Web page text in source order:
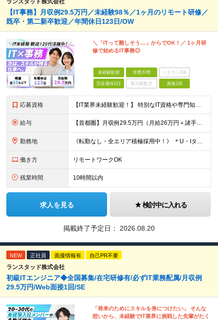
ランスタッド株式会社
【IT事務】月収例29.5万円／未経験98％／1ヶ月のリモート研修／
既卒・第二新卒歓迎／年間休日123日/OW
＼「ITって難しそう…」からでOK！／ 1ヶ月研
修で始めるIT事務◎
未経験歓迎 学歴不問 ベテランOK
完全週休2日 賞与複数月 面接1回
応募資格 【IT業界未経験歓迎！】 特別なIT資格や専門知識は必要ありません。 ・学歴不問（文系・理系不問） ・第二新卒、既卒の方も歓迎 ・20代を中心に幅広い年代が活躍中 ・基本的なPC操作ができる方 ・タ
給与 【首都圏】月収例29.5万円（月給26万円＋諸手当） 【東海・関西】月収例28.5万円（月給25万円＋諸手当） 【九州】月収例26万円（月給23万円＋諸手当） ※経験・スキル・前職給与を踏まえ、総合
勤務地 《転勤なし・全エリア積極採用中！》 ＊U・Iターンも歓迎 ＊研修はオンライン実施 ★勤務エリアは下記よりお選びいただけます★ 【首都圏】東京・神奈川・千葉・埼玉 【東海】愛知 【関西】大阪、京都、兵庫
働き方 リモートワークOK
残業時間 10時間以内
求人を見る 検討中に入れる
掲載終了予定日： 2026.08.20
NEW 正社員 面接情報有 自己PR不要
ランスタッド株式会社
初級ITエンジニア◆全国募集/在宅研修有/必ずIT業務配属/月収例
29.5万円/Web面接1回/SE
「将来のためにスキルを身につけたい」 そんな
想いから、未経験でIT業界に挑戦した先輩がたく